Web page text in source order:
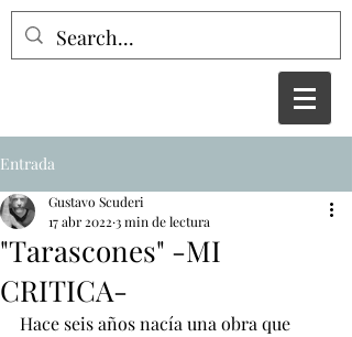
Entrada
"Tarascones" -MI
CRITICA-
Gustavo Scuderi
17 abr 2022 3 min de lectura
Hace seis años nacía una obra que